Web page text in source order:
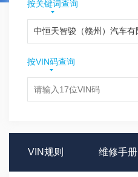
按关键词查询
按VIN码查询
VIN规则 维修手册